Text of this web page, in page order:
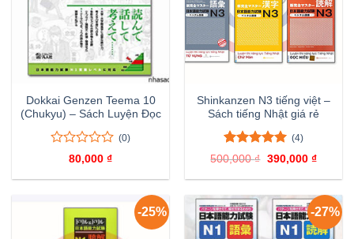
Dokkai Genzen Teema 10
(Chukyu) – Sách Luyện Đọc
5
giá
(0)
80,000 ₫
Shinkanzen N3 tiếng việt –
Sách tiếng Nhật giá rẻ
5.00trên 5
4
đánh giá
(4)
500,000₫ Giá
là:
390,000 ₫Giá
tại
-25% -27%